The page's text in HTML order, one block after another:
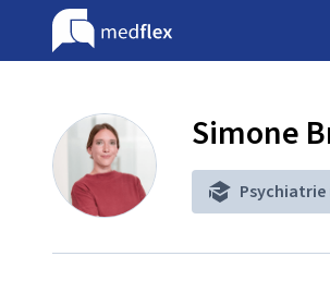
Simone